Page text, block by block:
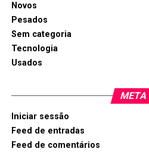
Novos
Pesados
Sem categoria
Tecnologia
Usados
META
Iniciar sessão
Feed de entradas
Feed de comentários